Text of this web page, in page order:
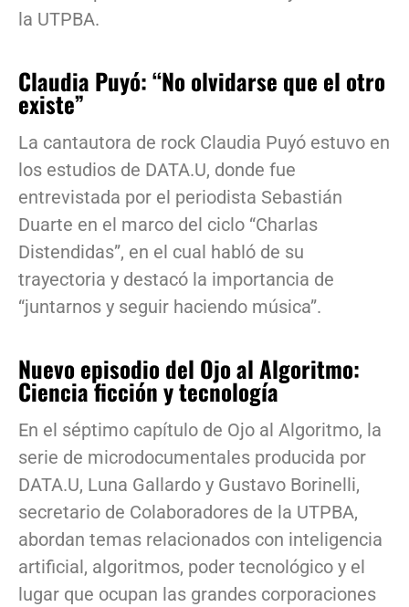
la UTPBA.
Claudia Puyó: “No olvidarse que el otro
existe”
La cantautora de rock Claudia Puyó estuvo en
los estudios de DATA.U, donde fue
entrevistada por el periodista Sebastián
Duarte en el marco del ciclo “Charlas
Distendidas”, en el cual habló de su
trayectoria y destacó la importancia de
“juntarnos y seguir haciendo música”.
Nuevo episodio del Ojo al Algoritmo:
Ciencia ficción y tecnología
En el séptimo capítulo de Ojo al Algoritmo, la
serie de microdocumentales producida por
DATA.U, Luna Gallardo y Gustavo Borinelli,
secretario de Colaboradores de la UTPBA,
abordan temas relacionados con inteligencia
artificial, algoritmos, poder tecnológico y el
lugar que ocupan las grandes corporaciones